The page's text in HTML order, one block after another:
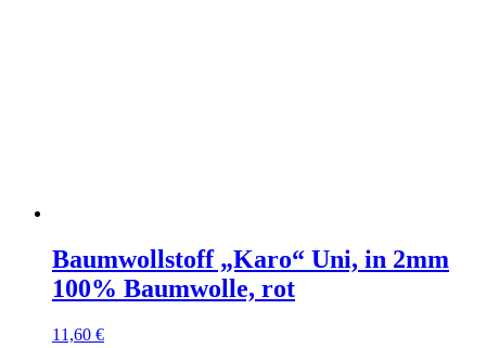
Baumwollstoff „Karo“ Uni, in 2mm
100% Baumwolle, rot
11,60 €